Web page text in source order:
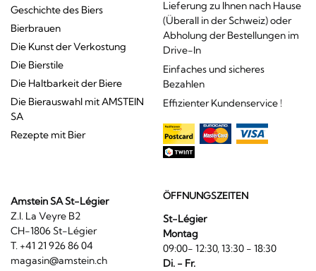
Geschichte des Biers
Bierbrauen
Die Kunst der Verkostung
Die Bierstile
Die Haltbarkeit der Biere
Die Bierauswahl mit AMSTEIN
SA
Rezepte mit Bier
Lieferung zu Ihnen nach Hause
(Überall in der Schweiz) oder
Abholung der Bestellungen im
Drive-In
Einfaches und sicheres
Bezahlen
Effizienter Kundenservice !
Amstein SA St-Légier
Z.I. La Veyre B2
CH-1806 St-Légier
T. +41 21 926 86 04
magasin@amstein.ch
ÖFFNUNGSZEITEN
St-Légier
Montag
09:00- 12:30, 13:30 - 18:30
Di. - Fr.